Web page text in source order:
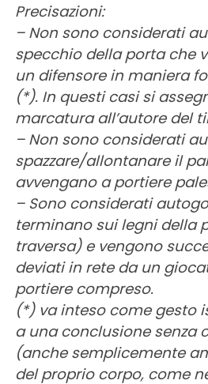
Precisazioni:
– Non sono considerati
specchio della porta che
un difensore in maniera
(*). In questi casi si
marcatura all’autore del
– Non sono considerati
spazzare/allontanare il
avvengano a portiere
– Sono considerati
terminano sui legni della
traversa) e vengono
deviati in rete da un
portiere compreso.
(*) va inteso come gesto
a una conclusione senza
(anche semplicemente
del proprio corpo, come